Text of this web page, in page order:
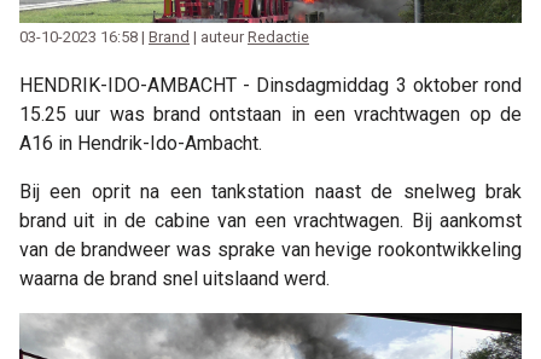
03-10-2023 16:58 | Brand | auteur Redactie
HENDRIK-IDO-AMBACHT - Dinsdagmiddag 3 oktober rond
15.25 uur was brand ontstaan in een vrachtwagen op de
A16 in Hendrik-Ido-Ambacht.
Bij een oprit na een tankstation naast de snelweg brak
brand uit in de cabine van een vrachtwagen. Bij aankomst
van de brandweer was sprake van hevige rookontwikkeling
waarna de brand snel uitslaand werd.